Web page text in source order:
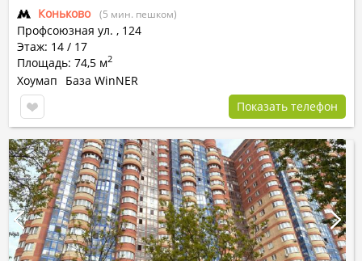
Коньково (5 мин. пешком)
Профсоюзная ул. , 124
Этаж: 14 / 17
Площадь: 74,5 м2
Хоумап
База WinNER
Показать телефон